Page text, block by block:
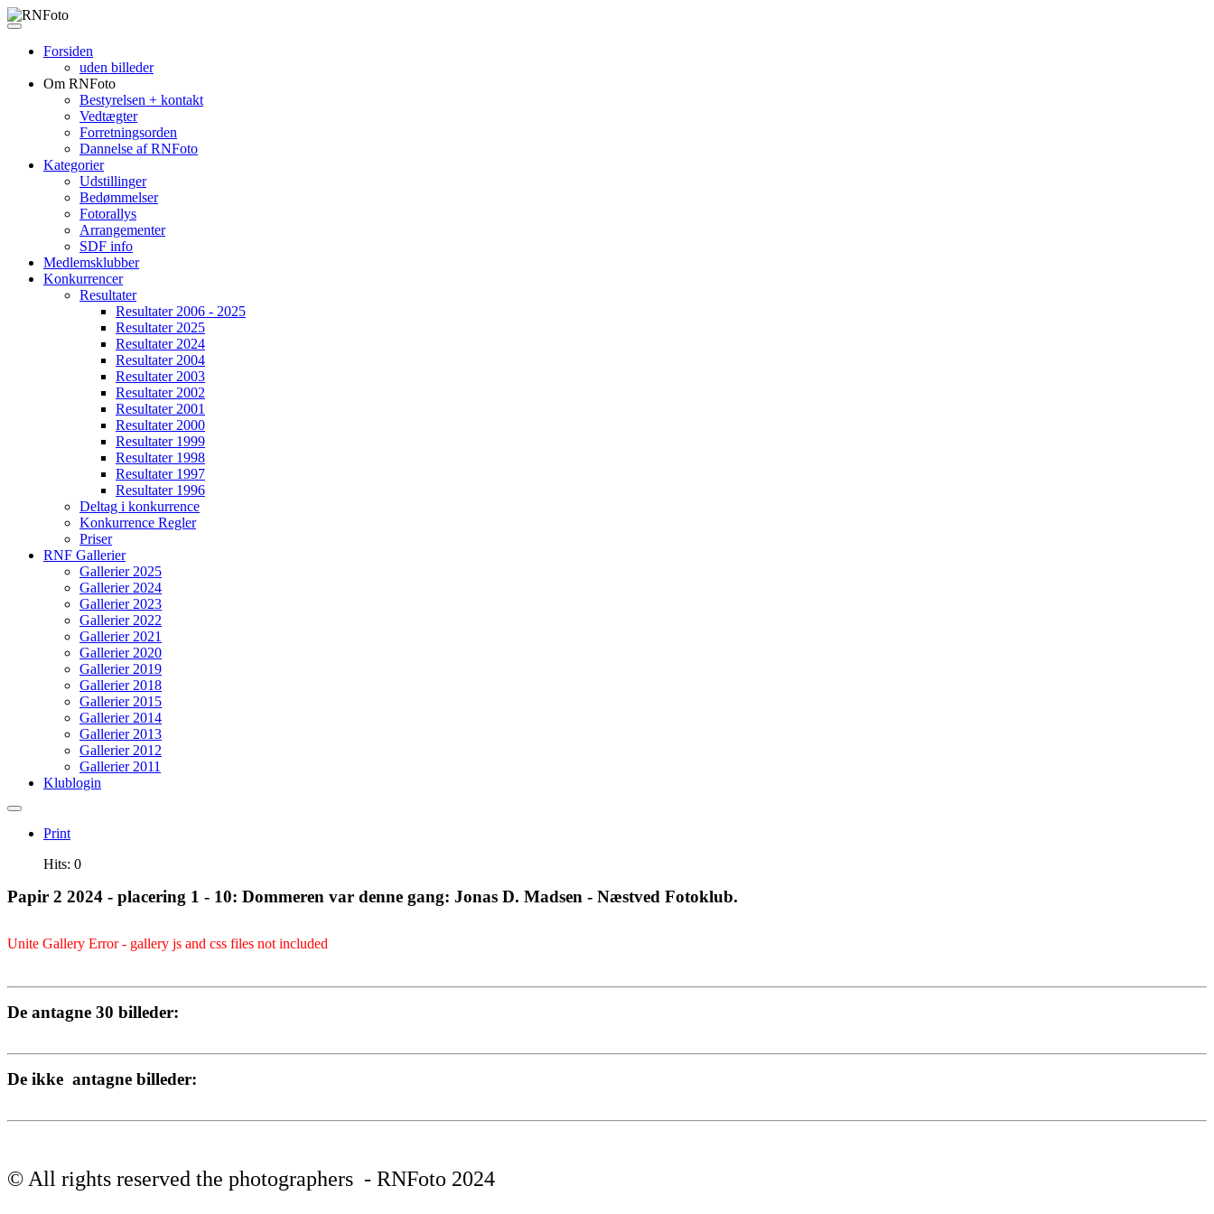
Forsiden
uden billeder
Om RNFoto
Bestyrelsen + kontakt
Vedtægter
Forretningsorden
Dannelse af RNFoto
Kategorier
Udstillinger
Bedømmelser
Fotorallys
Arrangementer
SDF info
Medlemsklubber
Konkurrencer
Resultater
Resultater 2006 - 2025
Resultater 2025
Resultater 2024
Resultater 2004
Resultater 2003
Resultater 2002
Resultater 2001
Resultater 2000
Resultater 1999
Resultater 1998
Resultater 1997
Resultater 1996
Deltag i konkurrence
Konkurrence Regler
Priser
RNF Gallerier
Gallerier 2025
Gallerier 2024
Gallerier 2023
Gallerier 2022
Gallerier 2021
Gallerier 2020
Gallerier 2019
Gallerier 2018
Gallerier 2015
Gallerier 2014
Gallerier 2013
Gallerier 2012
Gallerier 2011
Klublogin
Print
Hits: 0
Papir 2 2024 - placering 1 - 10: Dommeren var denne gang: Jonas D. Madsen - Næstved Fotoklub.
Unite Gallery Error - gallery js and css files not included
De antagne 30 billeder:
De ikke antagne billeder:
© All rights reserved the photographers - RNFoto 2024